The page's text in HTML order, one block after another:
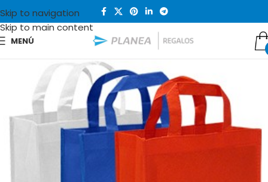
Skip to navigation
Skip to main content
MENÚ